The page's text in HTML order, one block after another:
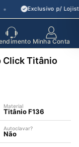
• Exclusivo p/
crescimentoMinha Conta
Click Titânio
Material
Titânio F136
Autoclavar?
Não